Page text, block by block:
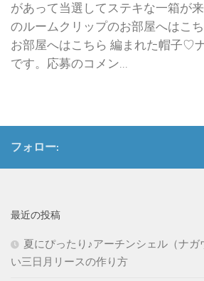
があって当選してステキな一箱が
のルームクリップのお部屋へはこ
お部屋へはこちら 編まれた帽子♡
です。応募のコメン...
フォロー:
最近の投稿
夏にぴったり♪アーチンシェル（ナガ
い三日月リースの作り方